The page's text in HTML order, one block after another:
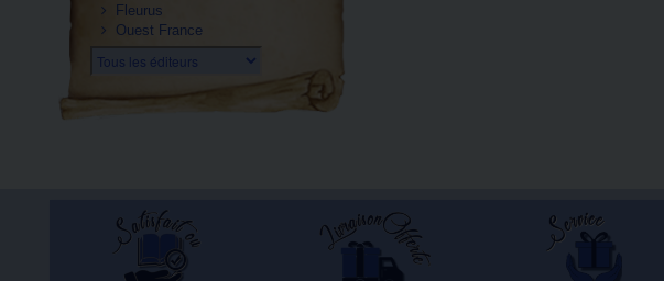
Fleurus
Ouest France
Tous les éditeurs